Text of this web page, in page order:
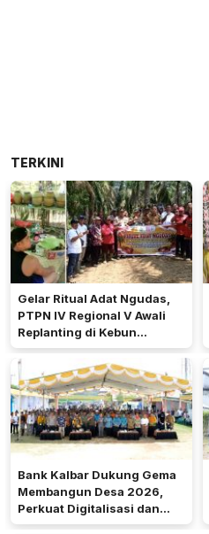
TERKINI
Gelar Ritual Adat Ngudas,
PTPN IV Regional V Awali
Replanting di Kebun
Kembayan
Bank Kalbar Dukung Gema
Membangun Desa 2026,
Perkuat Digitalisasi dan
Ekonomi Desa Teluk Batang